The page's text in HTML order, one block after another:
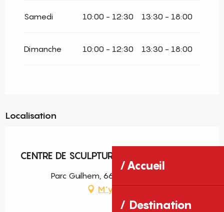
Accueil
Destination
Samedi 10:00 - 12:30 13:30 - 18:00
Dimanche 10:00 - 12:30 13:30 - 18:00
Localisation
CENTRE DE SCULPTURE ROMANE
Parc Guilhem, 66330 Cabestany
M'y rendre